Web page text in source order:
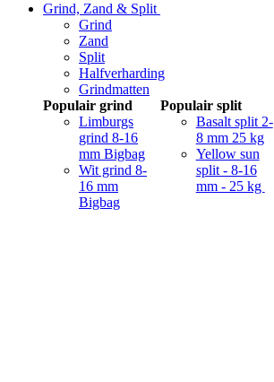
Grind, Zand & Split
Grind
Zand
Split
Halfverharding
Grindmatten
Populair grind
Limburgs
grind 8-16
mm Bigbag
Wit grind 8-
16 mm
Bigbag
Populair split
Basalt split 2-
8 mm 25 kg
Yellow sun
split - 8-16
mm - 25 kg